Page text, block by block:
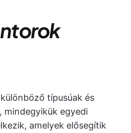
típusúak és
mindegyikük egyedi
amelyek elősegítik